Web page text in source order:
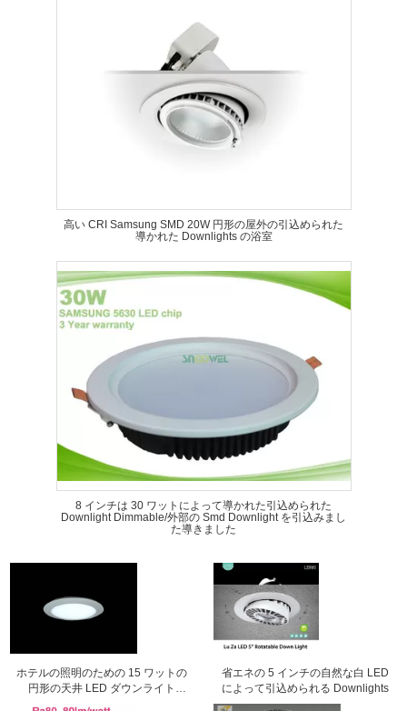
高い CRI Samsung SMD 20W 円形の屋外の引込められた
導かれた Downlights の浴室
8 インチは 30 ワットによって導かれた引込められた
Downlight Dimmable/外部の Smd Downlight を引込みまし
た導きました
ホテルの照明のための 15 ワットの
円形の天井 LED ダウンライト
1250Lm
省エネの 5 インチの自然な白 LED
によって引込められる Downlights